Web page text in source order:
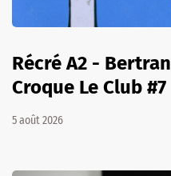
Récré A2 -
Croque Le Club #7
5 août 2026